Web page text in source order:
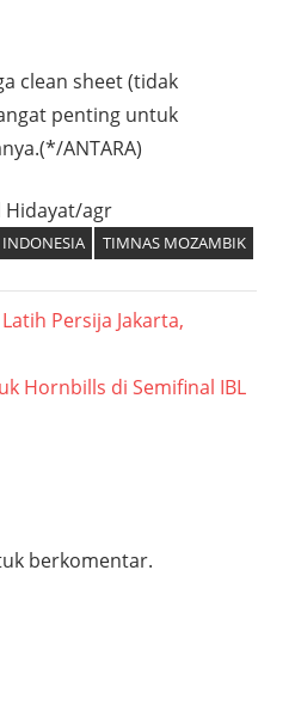
clean sheet (tidak
penting untuk
ANTARA)
Hidayat/agr
TIMNAS MOZAMBIK
Persija Jakarta,
Hornbills di Semifinal IBL
berkomentar.